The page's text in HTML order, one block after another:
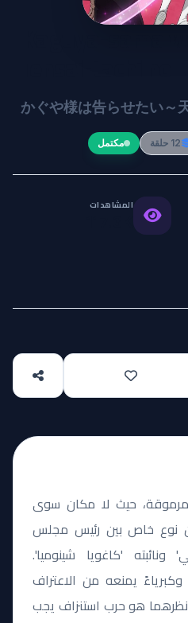
Kaguya-sama
かぐや様は告らせたい～
12 حلقة مكتمل
المشاهدات
حيث لا مكان سوى
نوع خاص بين رئيس مجلس
ونائبته 'كاغويا شينوميا'.
يمنعه من الاعتراف
هو حرب استنزاف يجب